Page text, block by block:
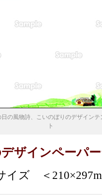
日の風物詩、こいのぼりのデザインテ
ト
ザインペーパ
イズ ＜